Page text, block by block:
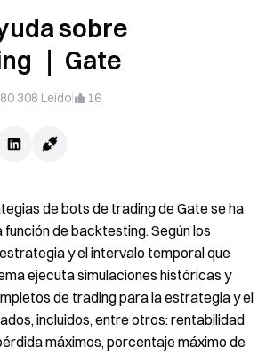
sobre
｜ Gate
308 Leído 16
de bots de trading de Gate se ha
de backtesting. Según los
y el intervalo temporal que
ejecuta simulaciones históricas y
de trading para la estrategia y el
incluidos, entre otros: rentabilidad
máximos, porcentaje máximo de